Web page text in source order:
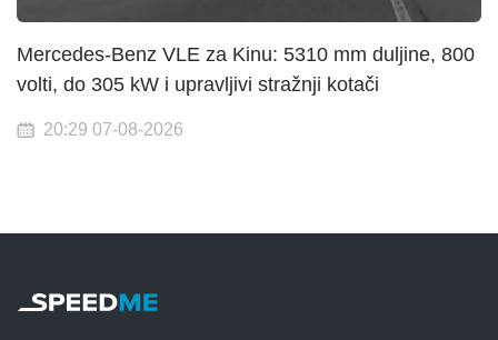
Mercedes-Benz VLE za Kinu: 5310 mm duljine, 800
volti, do 305 kW i upravljivi stražnji kotači
20:29 07-08-2026